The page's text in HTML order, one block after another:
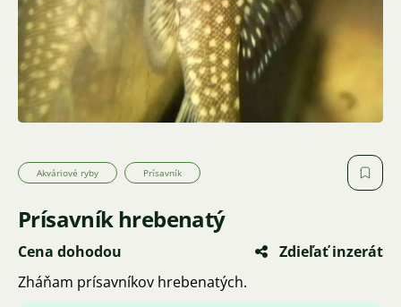
Akváriové ryby Prísavník
Prísavník hrebenatý
Cena dohodou
Zdieľať inzerát
Zháňam prísavníkov hrebenatých.